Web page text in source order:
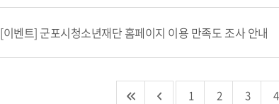
[이벤트] 군포시청소년재단 홈페이지 이용 만족도 조사 안내
1 2 3 4